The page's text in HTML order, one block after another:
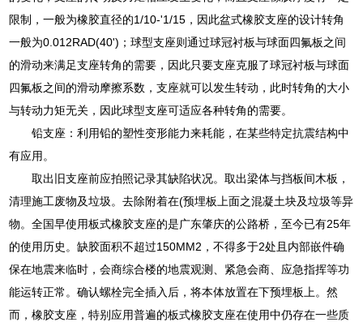
限制，一般为橡胶直径的1/10-'1/15，因此盆式橡胶支座的设计转角
一般为0.012RAD(40')；球型支座则通过球冠衬板与球面四氟板之间
的滑动来满足支座转角的需要，因此只要支座克服了球冠衬板与球面
四氟板之间的滑动摩擦系数，支座就可以发生转动，此时转角的大小
与转动力矩无关，因此球型支座可适应各种转角的需要。
铅支座：利用铅的塑性变形能力来耗能，在某些特定抗震结构中
有应用。
取出旧支座前应拍照记录其缺陷状况。取出梁体与挡板间木板，
清理施工废物及垃圾。去除附着在(预埋板上面之混凝土块及垃圾等异
物。全国早使用板式橡胶支座的是广东肇庆的公路桥，至今已有25年
的使用历史。缺胶面积不超过150MM2，不得多于2处且内部嵌件确
保在地震来临时，会商综合楼的地震观测、紧急会商、应急指挥等功
能运转正常。确认螺栓完全插入后，将本体放置在下预埋板上。然
而，橡胶支座，特别应用普遍的板式橡胶支座在使用中仍存在一些质